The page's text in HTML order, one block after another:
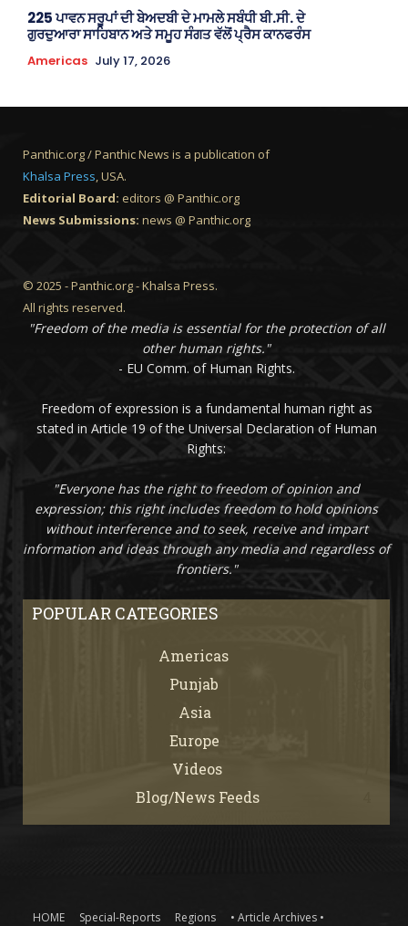
225 ਪਾਵਨ ਸਰੂਪਾਂ ਦੀ ਬੇਅਦਬੀ ਦੇ ਮਾਮਲੇ ਸਬੰਧੀ ਬੀ.ਸੀ. ਦੇ
ਗੁਰਦੁਆਰਾ ਸਾਹਿਬਾਨ ਅਤੇ ਸਮੂਹ ਸੰਗਤ ਵੱਲੋਂ ਪ੍ਰੈਸ ਕਾਨਫਰੰਸ
Americas July 17, 2026
Panthic.org / Panthic News is a publication of
Khalsa Press, USA.
Editorial Board: editors @ Panthic.org
News Submissions: news @ Panthic.org
© 2025 - Panthic.org - Khalsa Press.
All rights reserved.
"Freedom of the media is essential for the protection of all
other human rights."
- EU Comm. of Human Rights.
Freedom of expression is a fundamental human right as
stated in Article 19 of the Universal Declaration of Human
Rights:
"Everyone has the right to freedom of opinion and
expression; this right includes freedom to hold opinions
without interference and to seek, receive and impart
information and ideas through any media and regardless of
frontiers."
POPULAR CATEGORIES
Americas
Punjab
Asia
Europe
Videos
Blog/News Feeds
HOME Special-Reports Regions • Article Archives •